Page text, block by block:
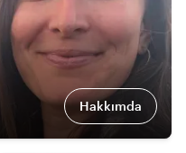
Hakkımda